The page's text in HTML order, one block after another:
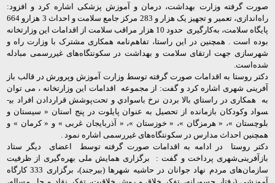
صورت گرفته وزارت بهداشت، درمان و آموزش پزشکی اشاره کرد و افزود:
راه‌اندازی، تعمیر و تجهیز یک هزار و 283 مرکز جامع سلامت و احداث 3 هزارو 664
پایگاه سلامت، به‌کارگیری حدود 10 هزار مراقب سلامت از اقدامات این وزارتخانه
بوده است . همچنین در این راستا، تفاهم‌نامه همکاری مشترک با وزارت راه و
شهرسازی جهت ارتقای سلامت و بهداشت در سکونتگاه‌های غیررسمی مبادله
شده‌است.
دکتر روستا به اقدامات صورت گرفته توسط وزارت آموزش وپرورش در قالب باز
آفرینی شهری اشاره کرد و گفت: از مجموعه اقدامات این وزارتخانه ، می توان
به همکاری در راستاي بالا بردن نرخ باسوادي و تحت‌پوشش قراردادن افراد بی­
سواد وكودكان بازمانده از تحصيل به عنوان پایلوت در پنج استان « سیستان و
بلوچستان »، « هرمزگان »، « خوزستان »، « آذربایجان غربی » و « کرمان » و
همچنین احداث مدارس در سکونتگاه‌های غیررسمی اشاره نمود .
دکتر روستا در ادامه به اقدامات صورت گرفته توسط اعضای دیگر ستاد
بازآفرینی‌شهری پرداخت و گفت : برگزاری همایش ملی بهرهگیری از ظرفیت
سازمانهای مردم نهاد جوانان در حاشیه شهرها (بیرجند)،
برگزاری 333 کارگاه